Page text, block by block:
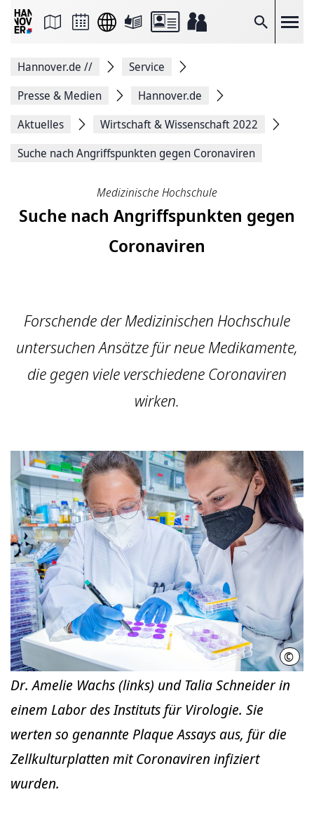
Suche
Seite
Facebook
teilen
Seitenlink
Seite
Hannover.de //
Service
Presse & Medien
Hannover.de
Aktuelles
Wirtschaft & Wissenschaft 2022
Suche nach Angriffspunkten gegen Coronaviren
Medizinische Hochschule
Suche nach Angriffspunkten gegen
Coronaviren
Forschende der Medizinischen Hochschule
untersuchen Ansätze für neue Medikamente,
die gegen viele verschiedene Coronaviren
wirken.
©
Dr. Amelie Wachs (links) und Talia Schneider in
einem Labor des Instituts für Virologie. Sie
werten so genannte Plaque Assays aus, für die
Zellkulturplatten mit Coronaviren infiziert
wurden.